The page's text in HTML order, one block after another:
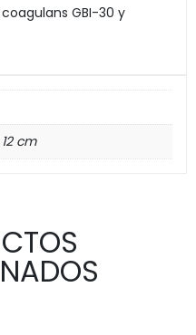
GBI-30 y
cm